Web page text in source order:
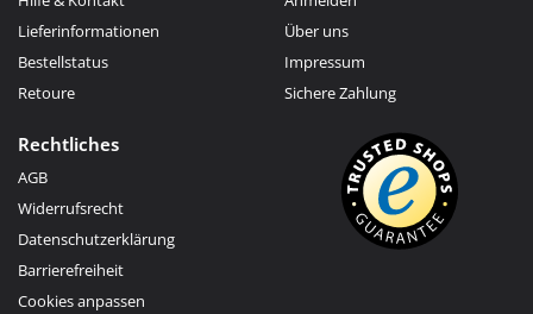
Lieferinformationen
Bestellstatus
Retoure
Über uns
Impressum
Sichere Zahlung
Rechtliches
AGB
Widerrufsrecht
Datenschutzerklärung
Barrierefreiheit
Cookies anpassen